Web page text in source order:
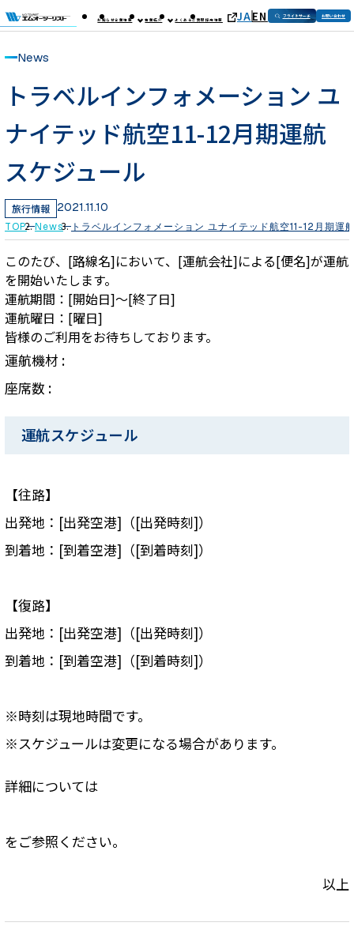
お知らせ企業情報 事業紹介 よくあるご質問採用情報 JAEN フライトサーチ お問い合わせ
News
トラベルインフォメーション ユ
ナイテッド航空11-12月期運航
スケジュール
旅行情報 2021.11.10
TOP News トラベルインフォメーション ユナイテッド航空11-12月期運
このたび、[路線名]において、[運航会社]による[便名]が運航
を開始いたします。
運航期間：[開始日]～[終了日]
運航曜日：[曜日]
皆様のご利用をお待ちしております。
運航機材 :
座席数 :
運航スケジュール
【往路】
出発地：[出発空港]（[出発時刻]）
到着地：[到着空港]（[到着時刻]）
【復路】
出発地：[出発空港]（[出発時刻]）
到着地：[到着空港]（[到着時刻]）
※時刻は現地時間です。
※スケジュールは変更になる場合があります。
詳細については
をご参照ください。
以上